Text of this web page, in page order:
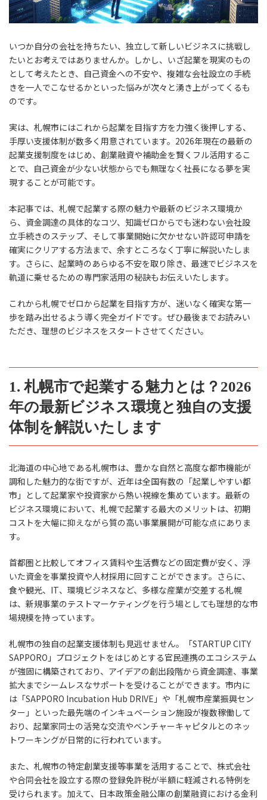
いつか自分の会社を持ちたい、独立して新しいビジネスに挑戦し
たいとお考えではありませんか。しかし、いざ起業を現実のもの
として考えたとき、自己資金への不安や、複雑な会社設立の手続
きを一人でこなせるかといった悩みが次々と湧き上がってくるも
のです。
実は、札幌市にはこれから起業を目指す方を力強く後押しする、
手厚い支援体制が数多く用意されています。2026年現在の最新の
起業支援制度をはじめ、創業融資や補助金を賢くフル活用するこ
とで、自己資金が少ない状態からでも無理なく社長になる夢を実
現することが可能です。
本記事では、札幌で起業する際の魅力や最新のビジネス環境か
ら、資金調達の具体的なコツ、知識ゼロからでも迷わない会社設
立手続きのステップ、そして事業開始に欠かせない許認可申請を
確実にクリアする方法まで、余すところなく丁寧に解説いたしま
す。さらに、起業時のあらゆる不安を取り除き、最速でビジネスを
軌道に乗せるための専門家活用の秘訣もお伝えいたします。
これから札幌でゼロから起業を目指す方が、迷いなく確実な第一
歩を踏み出せるよう導く完全ガイドです。ぜひ最後までお読みい
ただき、理想のビジネスをスタートさせてください。
1. 札幌市で起業する魅力とは？2026
年の最新ビジネス環境と独自の支援
体制を解説いたします
北海道の中心地である札幌市は、豊かな自然と高度な都市機能が
調和した魅力的な街ですが、近年は全国有数の「起業しやすい都
市」として起業家や投資家から熱い視線を集めています。最新の
ビジネス環境において、札幌で起業する最大のメリットは、初期
コストを大幅に抑えながら質の高い事業展開が可能な点にありま
す。
首都圏と比較してオフィス賃料や生活費などの固定費が安く、浮
いた資金を事業投資や人材採用に回すことができます。さらに、
食や観光、IT、環境ビジネスなど、多様な産業が交差する札幌
は、新規事業のテストマーケティングを行う場としても理想的な市
場規模を持っています。
札幌市の独自の起業支援体制も見逃せません。「STARTUP CITY
SAPPORO」プロジェクトをはじめとする官民連携のエコシステム
が強固に構築されており、アイデアの創出段階から資金調達、事業
拡大までシームレスなサポートを受けることができます。市内に
は「SAPPORO Incubation Hub DRIVE」や「札幌市産業振興セン
ター」といった最先端のインキュベーション施設が複数稼働して
おり、起業家同士の活発な交流やベンチャーキャピタルとのネッ
トワーキングが日常的に行われています。
また、札幌市の特定創業支援等事業を活用することで、株式会社
や合同会社を設立する際の登録免許税が半額に軽減される特例を
受けられます。加えて、日本政策金融公庫の創業融資における金利